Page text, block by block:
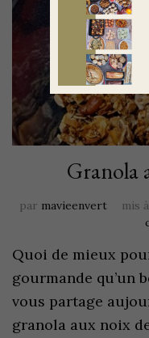
Granola
par mavieenvert mis
Quoi de mieux
gourmande qu’un
vous partage
granola aux noix